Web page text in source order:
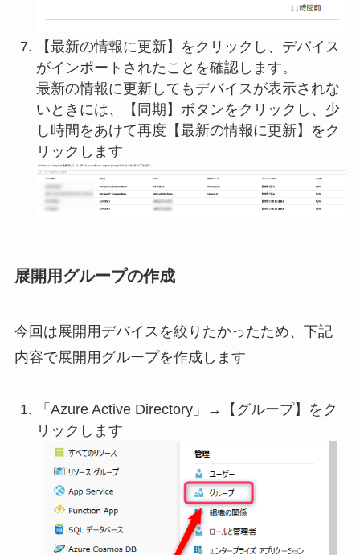
【最新の情報に更新】をクリックし、デバイス
がインポートされたことを確認します。
最新の情報に更新してもデバイスが表示されな
いときには、【同期】ボタンをクリックし、少
し時間をあけて再度【最新の情報に更新】をク
リックします
展開用グループの作成
今回は展開用デバイスを絞りたかったため、下記
内容で展開用グループを作成します
「Azure Active Directory」→【グループ】をク
リックします